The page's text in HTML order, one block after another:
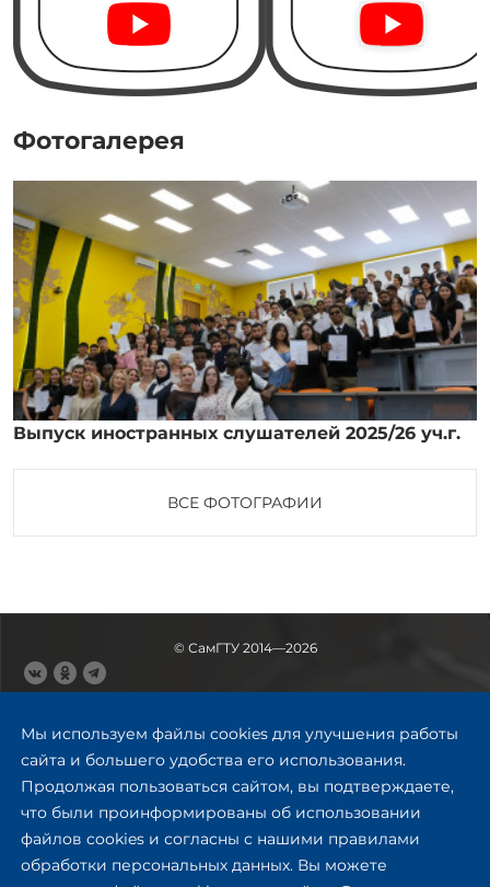
Фотогалерея
Выпуск иностранных слушателей 2025/26 уч.г.
ВСЕ ФОТОГРАФИИ
Мы используем файлы cookies для улучшения работы
сайта и большего удобства его использования.
Продолжая пользоваться сайтом, вы подтверждаете,
что были проинформированы об использовании
файлов cookies и согласны с нашими правилами
обработки персональных данных. Вы можете
© СамГТУ 2014—2026
443100, Самара
Ул. Молодогвардейская, 244,
главный корпус
8 (846) 278-43-11
rector@samgtu.ru